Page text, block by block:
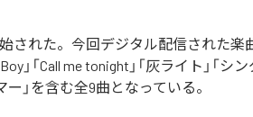
された。今回デジタル配信された楽曲
」「Call me tonight」「灰ライト」「シ
ー」を含む全9曲となっている。